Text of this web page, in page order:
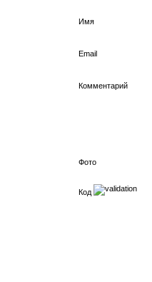
Имя
Email
Комментарий
Фото
Код